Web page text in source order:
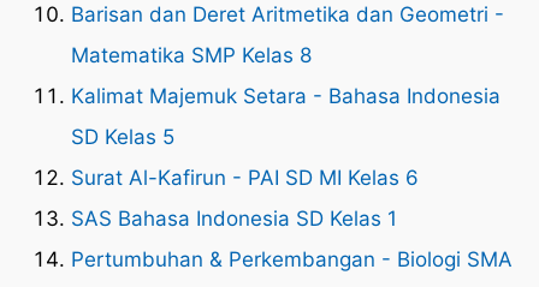
Barisan dan Deret Aritmetika dan Geometri -
Matematika SMP Kelas 8
Kalimat Majemuk Setara - Bahasa Indonesia
SD Kelas 5
Surat Al-Kafirun - PAI SD MI Kelas 6
SAS Bahasa Indonesia SD Kelas 1
Pertumbuhan & Perkembangan - Biologi SMA